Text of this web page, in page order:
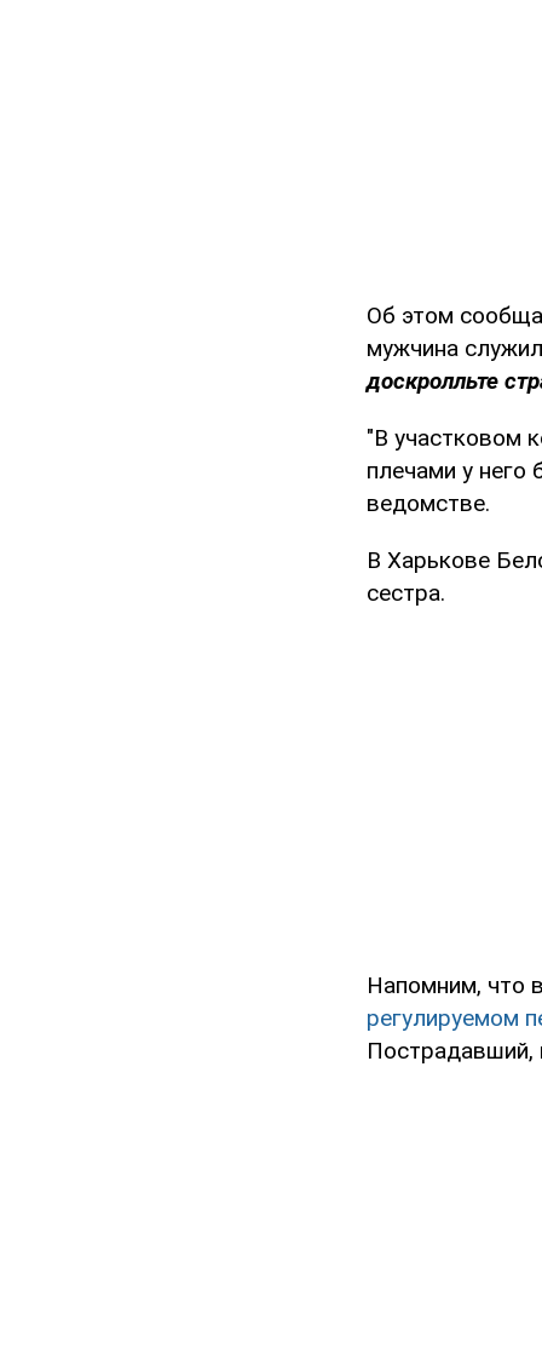
Об этом
мужчина
доскролльте
"В участковом
плечами у него
ведомстве.
В Харькове
сестра.
Напомним, что
регулируемом
Пострадавший,